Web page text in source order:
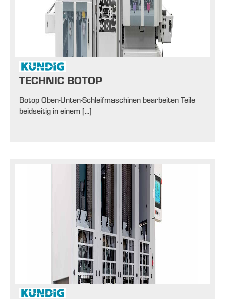
TECHNIC BOTOP
Botop Oben-Unten-Schleifmaschinen bearbeiten Teile
beidseitig in einem [...]